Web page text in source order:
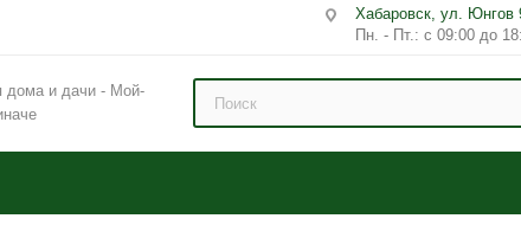
Хабаровск, ул. Юнгов
Пн. - Пт.: с 09:00 до
дома и дачи - Мой-